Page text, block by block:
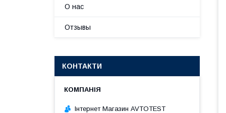
О нас
Отзывы
КОНТАКТИ
Інтернет Магазин AVTOTEST